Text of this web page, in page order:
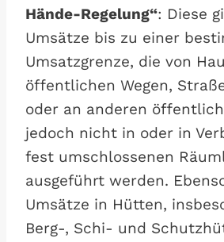
Hände-Regelung“: Diese
Umsätze bis zu einer
Umsatzgrenze, die von
öffentlichen Wegen,
oder an anderen
jedoch nicht in oder in
fest umschlossenen
ausgeführt werden.
Umsätze in Hütten,
Berg-, Schi- und